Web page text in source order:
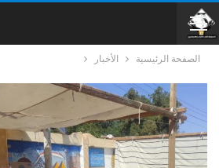
الصفحة الرئيسية الأخبار